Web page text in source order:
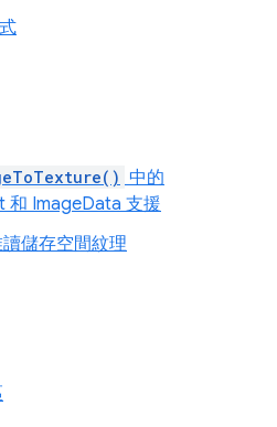
中的
和 ImageData 支援
儲存空間紋理